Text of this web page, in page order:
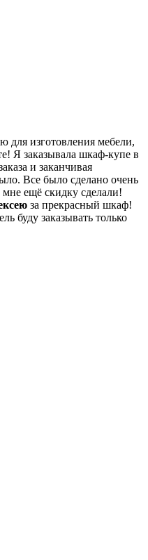
для изготовления мебели,
Я заказывала шкаф-купе в
и заканчивая
Все было сделано очень
ещё скидку сделали!
за прекрасный шкаф!
буду заказывать только